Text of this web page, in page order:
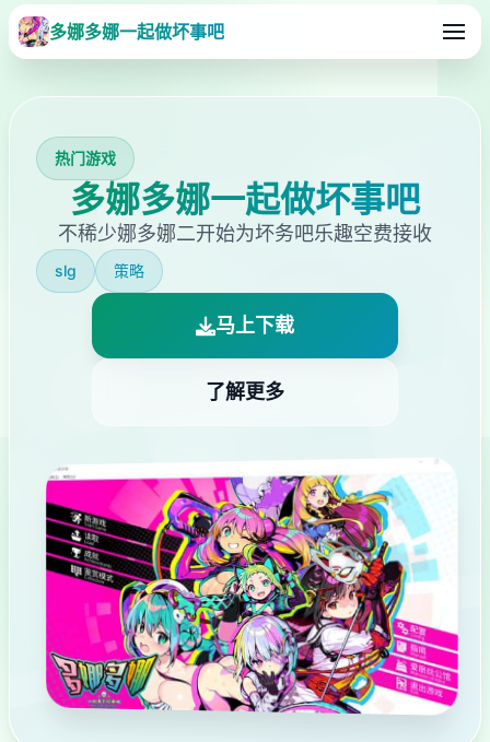
多娜多娜一起做坏事吧
热门游戏
多娜多娜一起做坏事吧
不稀少娜多娜二开始为坏务吧乐趣空费接收
slg 策略
马上下载
了解更多